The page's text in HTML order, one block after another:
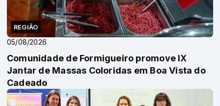
REGIÃO
05/08/2026
Comunidade de Formigueiro promove IX
Jantar de Massas Coloridas em Boa Vista do
Cadeado